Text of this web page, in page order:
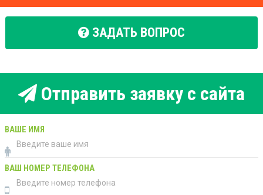
ЗАДАТЬ ВОПРОС
Отправить заявку с сайта
ВАШЕ ИМЯ
ВАШ НОМЕР ТЕЛЕФОНА